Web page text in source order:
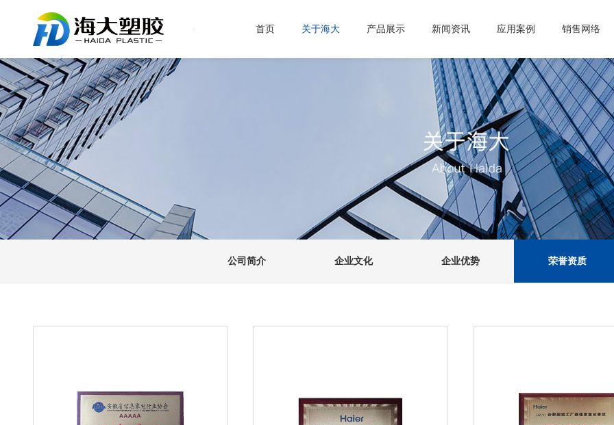
首页 关于海大 产品展示 新闻资讯 应用案例 销售网络
公司简介 企业文化 企业优势 荣誉资质